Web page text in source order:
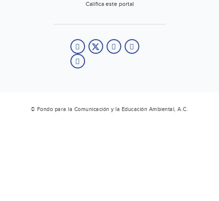
Califica este portal
© Fondo para la Comunicación y la Educación Ambiental, A.C.